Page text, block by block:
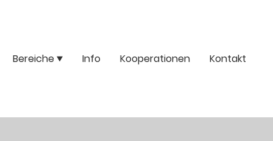
Bereiche Info Kooperationen Kontakt